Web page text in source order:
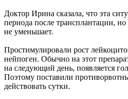
Доктор Ирина сказала, что эта
периода после трансплантации, но
не уменьшает.
Простимулировали рост
нейпоген. Обычно на этот
на следующий день, появляется
Поэтому поставили
действовать сутки.